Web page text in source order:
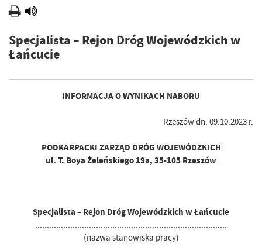
Specjalista – Rejon Dróg Wojewódzkich w
Łańcucie
INFORMACJA O WYNIKACH NABORU
Rzeszów dn. 09.10.2023 r.
PODKARPACKI ZARZĄD DRÓG WOJEWÓDZKICH
ul. T. Boya Żeleńskiego 19a, 35-105 Rzeszów
Specjalista – Rejon Dróg Wojewódzkich w Łańcucie
..................................................................................
(nazwa stanowiska pracy)